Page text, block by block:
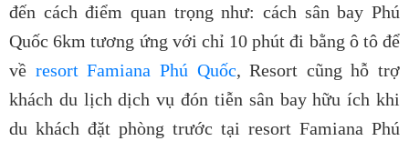
đến cách điểm quan trọng như: cách sân bay Phú
Quốc 6km tương ứng với chỉ 10 phút đi bằng ô tô để
về resort Famiana Phú Quốc, Resort cũng hỗ trợ
khách du lịch dịch vụ đón tiễn sân bay hữu ích khi
du khách đặt phòng trước tại resort Famiana Phú